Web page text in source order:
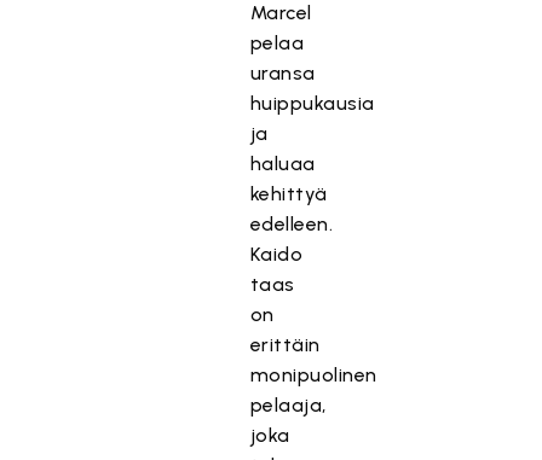
Marcel
pelaa
uransa
huippukausia
ja
haluaa
kehittyä
edelleen.
Kaido
taas
on
erittäin
monipuolinen
pelaaja,
joka